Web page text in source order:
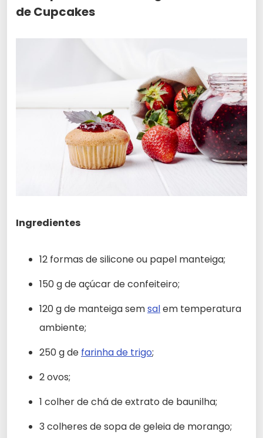
de Cupcakes
Ingredientes
12 formas de silicone ou papel manteiga;
150 g de açúcar de confeiteiro;
120 g de manteiga semsalem temperatura
ambiente;
250 g de farinha de trigo;
2 ovos;
1 colher de chá de extrato de baunilha;
3 colheres de sopa de geleia de morango;